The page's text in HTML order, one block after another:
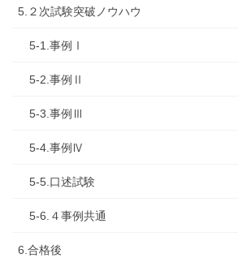
5.２次試験突破ノウハウ
5-1.事例Ⅰ
5-2.事例Ⅱ
5-3.事例Ⅲ
5-4.事例Ⅳ
5-5.口述試験
5-6.４事例共通
6.合格後